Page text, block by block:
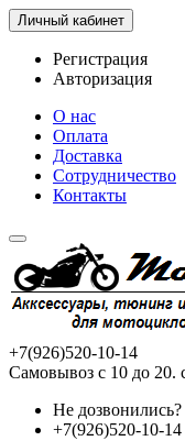
Личный кабинет
Регистрация
Авторизация
О нас
Оплата
Доставка
Сотрудничество
Контакты
+7(926)520-10-14
Самовывоз с 10 до 20.
Не дозвонились?
+7(926)520-10-14